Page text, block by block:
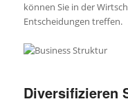
können Sie in der
Entscheidungen treffen.
Diversifizieren